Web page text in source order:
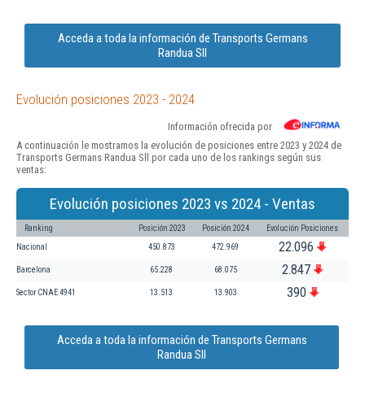
Acceda a toda la información de Transports Germans
Randua Sll
Evolución posiciones 2023 - 2024
Información ofrecida por
A continuación le mostramos la evolución de posiciones entre 2023 y 2024 de
Transports Germans Randua Sll por cada uno de los rankings según sus
ventas:
Evolución posiciones 2023 vs 2024 - Ventas
Ranking Posición 2023 Posición 2024 Evolución Posiciones
Nacional 450.873 472.969 22.096
Barcelona 65.228 68.075 2.847
Sector CNAE 4941 13.513 13.903 390
Acceda a toda la información de Transports Germans
Randua Sll